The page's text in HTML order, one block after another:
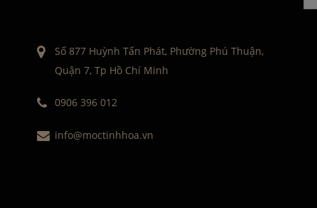
Số 877 Huỳnh Tấn Phát, Phường Phú Thuận,
Quận 7, Tp Hồ Chí Minh
0906 396 012
info@moctinhhoa.vn